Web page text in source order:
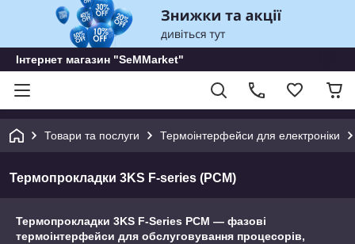
Інтернет магазин "SeMMarket"
Товари та послуги Термоінтерфейси для електроніки
Термопрокладки 3KS F-series (PCM)
Термопрокладки 3KS F-Series PCM — фазові
термоінтерфейси для обслуговування процесорів,